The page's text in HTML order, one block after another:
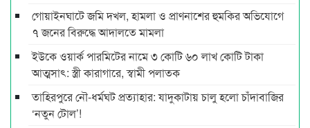
গোয়াইনঘাটে জমি দখল, হামলা ও প্রাণনাশের হুমকির অভিযোগে
৭ জনের বিরুদ্ধে আদালতে মামলা
ইউকে ওয়ার্ক পারমিটের নামে ৩ কোটি ৬০ লাখ কোটি টাকা
আত্মসাৎ: স্ত্রী কারাগারে, স্বামী পলাতক
তাহিরপুরে নৌ-ধর্মঘট প্রত্যাহার: যাদুকাটায় চালু হলো চাঁদাবাজির
‘নতুন টোল’!